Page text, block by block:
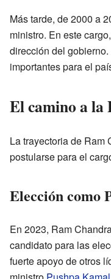
Más tarde, de 2000 a
ministro. En este
dirección del
importantes para el
El camino a la
La trayectoria de Ram
postularse para el
Elección como
En 2023, Ram
candidato para las
fuerte apoyo de otros